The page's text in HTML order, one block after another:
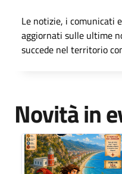
Le notizie, i comunicati
aggiornati sulle ultime
succede nel territorio
Novità in